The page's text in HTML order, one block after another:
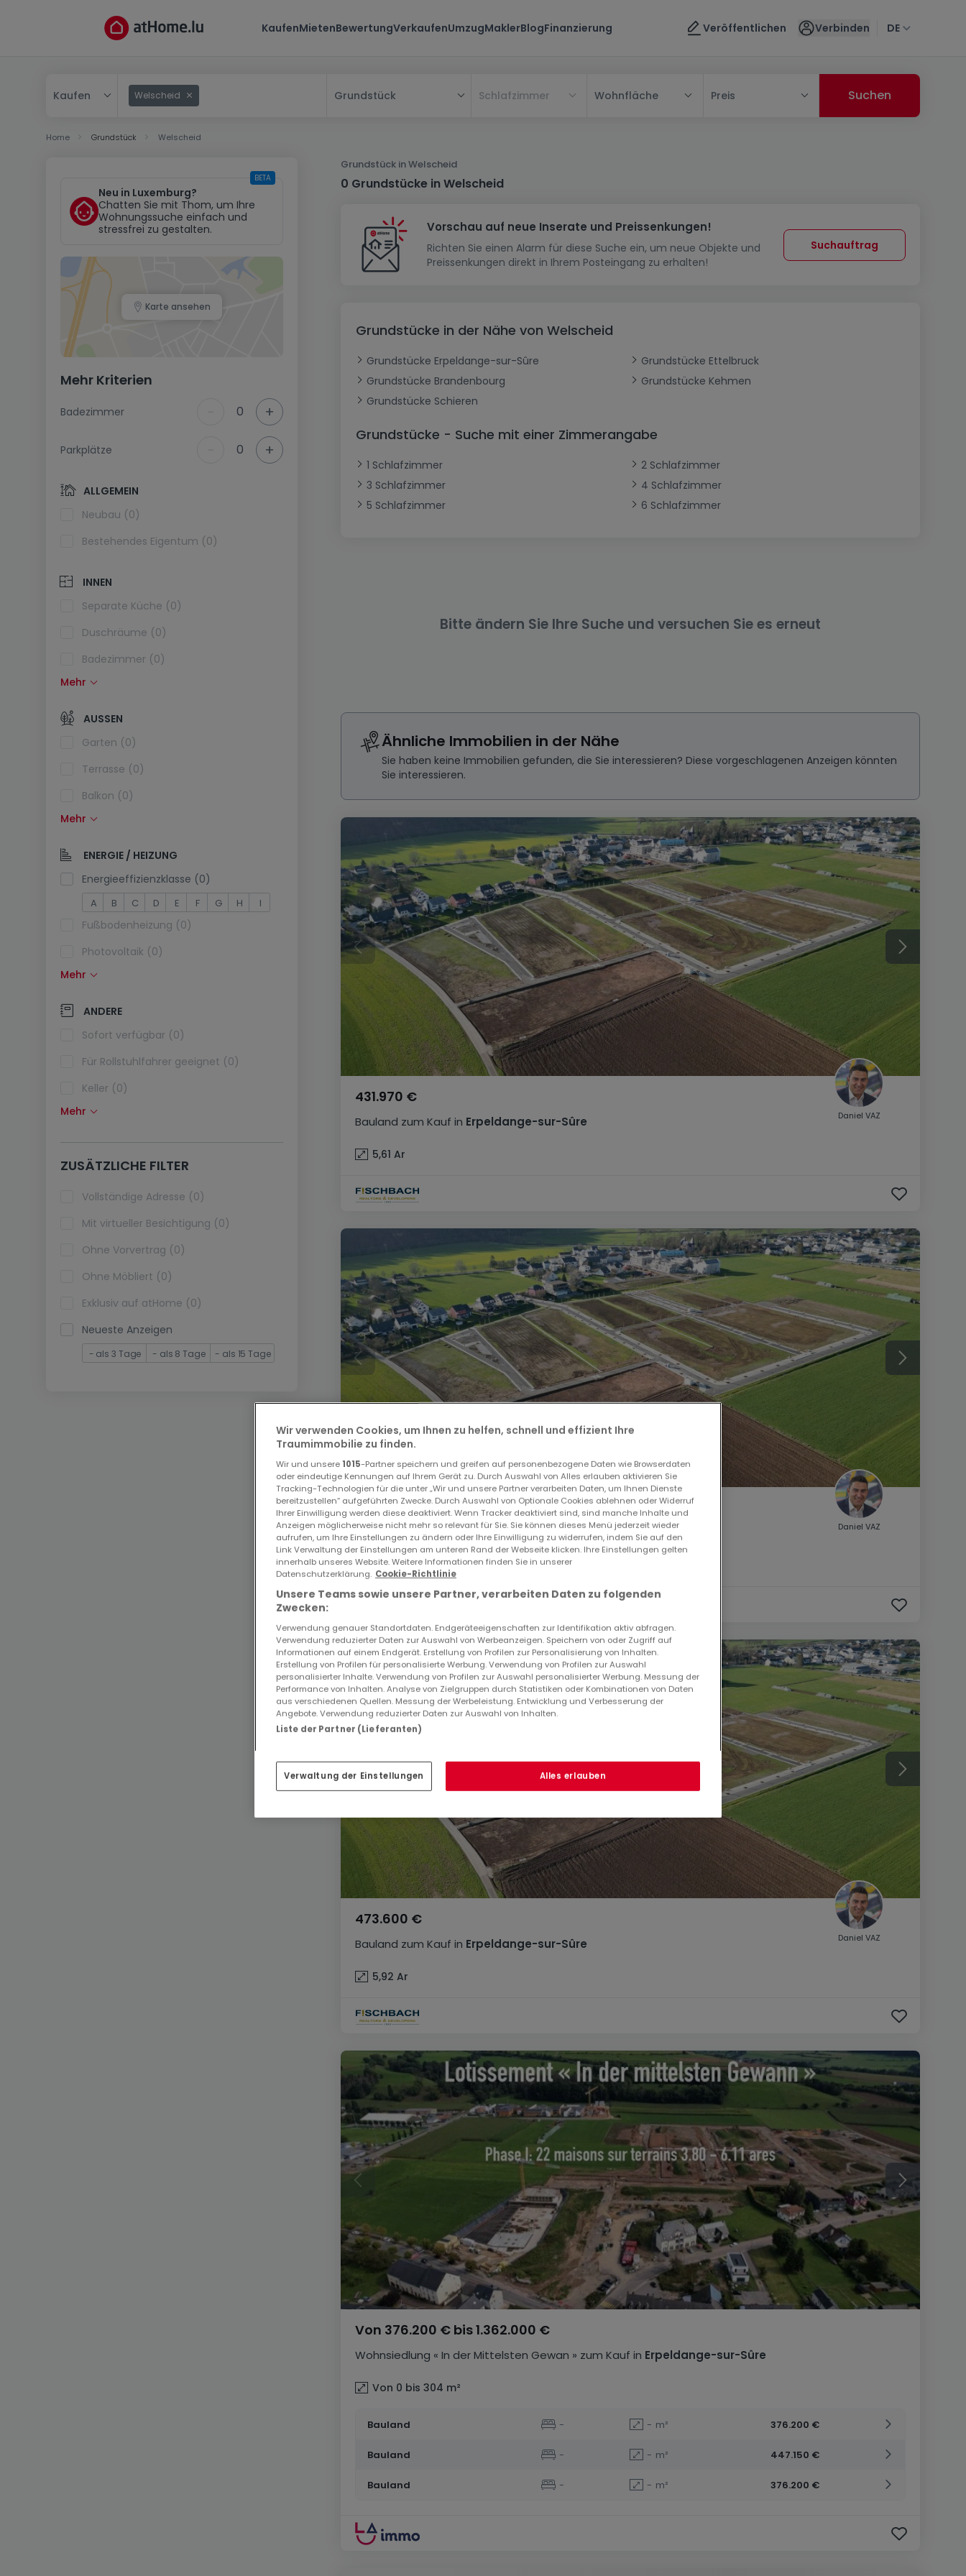
KaufenMietenBewertungVerkaufenUmzugMaklerBlogFinanzierung Veröffentlichen Verbinden DE
Kaufen Welscheid Grundstück
Haus
Reihenhaus
Doppelhaushälfte
Schloss
Hof
Bauernhaus
Landhaus
Bungalow
Ferienunterkunft
Wohnung
Schlafzimmer
1-Zimmer-Apartment
Dreigeschossige Wohnung
Loft
Dachgeschoss
Erdgeschoss
Wohnanlage
Wohnsiedlung
Haus bauen
Musterhaus
Renditeobjekt
Kein Bauland
Gewerbliches Grundstück
Garage - Parkplatz
Carport
Garage
Büro
Büro
Gewerbe
Ladenfläche
Geschäft
Restaurant
Lagerfläche
Landwirtschaftlicher Betrieb
Schlafzimmer Wohnfläche Preis
Home Grundstück Welscheid
Grundstück in Welscheid
0 Grundstücke in Welscheid
Vorschau auf neue Inserate und Preissenkungen!
Richten Sie einen Alarm für diese Suche ein, um neue Objekte und
Preissenkungen direkt in Ihrem Posteingang zu erhalten!
Suchauftrag
Grundstücke in der Nähe von Welscheid
Grundstücke Erpeldange-sur-Sûre
Grundstücke Ettelbruck
Grundstücke Brandenbourg
Grundstücke Kehmen
Grundstücke Schieren
Grundstücke - Suche mit einer Zimmerangabe
1 Schlafzimmer
2 Schlafzimmer
3 Schlafzimmer
4 Schlafzimmer
5 Schlafzimmer
6 Schlafzimmer
Bitte ändern Sie Ihre Suche und versuchen Sie es erneut
Ähnliche Immobilien in der Nähe
Sie haben keine Immobilien gefunden, die Sie interessieren? Diese vorgeschlagenen Anzeigen könnten
Sie interessieren.
Bauland zum Kauf in Erpeldange-sur-Sûre
431.970 €
5,61 Ar
Daniel VAZ
Bauland zum Kauf inErpeldange-sur-Sûre
467.200 €
5,84 Ar
Daniel VAZ
Bauland zum Kauf in Erpeldange-sur-Sûre
473.600 €
5,92 Ar
Daniel VAZ
Wohnsiedlung « In der Mittelsten Gewan » zum Kauf in Erpeldange-sur-Sûre
Von 376.200 € bis1.362.000 €
Von 0 bis 304 m²
Bauland - - m² 376.200 €
Bauland - - m² 447.150 €
Bauland - - m² 376.200 €
Neu in Luxemburg?
Chatten Sie mit Thom, um Ihre
Wohnungssuche einfach und
stressfrei zu gestalten.
BETA
Karte ansehen
Mehr Kriterien
Badezimmer 0 +
Parkplätze 0 +
ALLGEMEIN
Neubau (0)
Bestehendes Eigentum (0)
INNEN
Separate Küche (0)
Duschräume (0)
Badezimmer (0)
Einbauküche (0)
Offene Küche (0)
Separate Toilette (0)
Mehr
AUSSEN
Garten (0)
Terrasse (0)
Balkon (0)
Schwimmbecken (0)
Südlage (0)
Stromanschluss am Parkplatz (0)
Mehr
ENERGIE / HEIZUNG
Energieeffizienzklasse (0)
A B C D E F G H I
Fußbodenheizung (0)
Photovoltaik (0)
Solarzellen (0)
Wärmepumpe (0)
Klimaanlagen (0)
Glasfaser (0)
Mehr
ANDERE
Sofort verfügbar (0)
Für Rollstuhlfahrer geeignet (0)
Keller (0)
Dachboden (0)
Fahrstuhl (0)
immobilienleibrente (0)
Ferienimmobilien (0)
Mehr
ZUSÄTZLICHE FILTER
Vollständige Adresse (0)
Mit virtueller Besichtigung (0)
Ohne Vorvertrag (0)
Ohne Möbliert (0)
Exklusiv auf atHome (0)
Neueste Anzeigen
- als 3 Tage - als 8 Tage - als 15 Tage
Wir verwenden Cookies, um Ihnen zu helfen, schnell und effizient Ihre
Traumimmobilie zu finden.
Wir und unsere 1015-Partner speichern und greifen auf personenbezogene Daten wie Browserdaten
oder eindeutige Kennungen auf Ihrem Gerät zu. Durch Auswahl von Alles erlauben aktivieren Sie
Tracking-Technologien für die unter „Wir und unsere Partner verarbeiten Daten, um Ihnen Dienste
bereitzustellen“ aufgeführten Zwecke. Durch Auswahl von Optionale Cookies ablehnen oder Widerruf
Ihrer Einwilligung werden diese deaktiviert. Wenn Tracker deaktiviert sind, sind manche Inhalte und
Anzeigen möglicherweise nicht mehr so relevant für Sie. Sie können dieses Menü jederzeit wieder
aufrufen, um Ihre Einstellungen zu ändern oder Ihre Einwilligung zu widerrufen, indem Sie auf den
Link Verwaltung der Einstellungen am unteren Rand der Webseite klicken. Ihre Einstellungen gelten
innerhalb unseres Website. Weitere Informationen finden Sie in unserer
Datenschutzerklärung. Cookie-Richtlinie
Unsere Teams sowie unsere Partner, verarbeiten Daten zu folgenden
Zwecken:
Verwendung genauer Standortdaten. Endgeräteeigenschaften zur Identifikation aktiv abfragen.
Verwendung reduzierter Daten zur Auswahl von Werbeanzeigen. Speichern von oder Zugriff auf
Informationen auf einem Endgerät. Erstellung von Profilen zur Personalisierung von Inhalten.
Erstellung von Profilen für personalisierte Werbung. Verwendung von Profilen zur Auswahl
personalisierter Inhalte. Verwendung von Profilen zur Auswahl personalisierter Werbung. Messung der
Performance von Inhalten. Analyse von Zielgruppen durch Statistiken oder Kombinationen von Daten
aus verschiedenen Quellen. Messung der Werbeleistung. Entwicklung und Verbesserung der
Angebote. Verwendung reduzierter Daten zur Auswahl von Inhalten.
Liste der Partner (Lieferanten)
Verwaltung der Einstellungen Alles erlauben